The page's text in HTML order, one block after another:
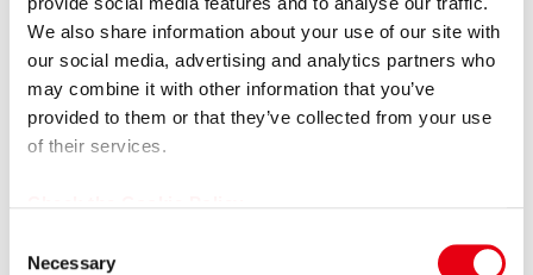
We also share information about your use of our site with
our social media, advertising and analytics partners who
may combine it with other information that you’ve
provided to them or that they’ve collected from your use
of their services.
Necessary
プレミア株式会社